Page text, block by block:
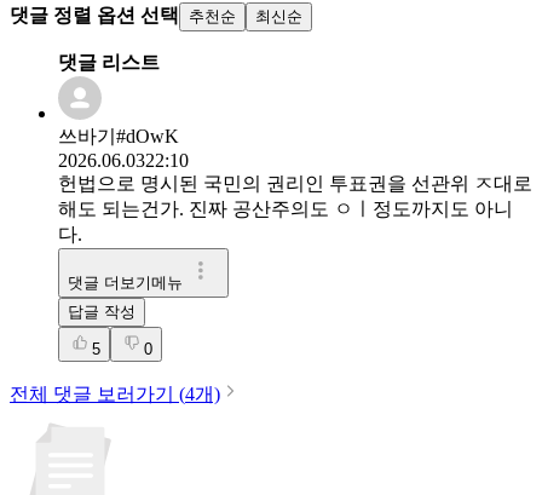
댓글 정렬 옵션 선택
추천순 최신순
댓글 리스트
쓰바기#dOwK
2026.06.0322:10
헌법으로 명시된 국민의 권리인 투표권을 선관위 ㅈ대로
해도 되는건가. 진짜 공산주의도 ㅇㅣ정도까지도 아니
다.
댓글 더보기메뉴
답글 작성
5 0
전체 댓글 보러가기 (4개)